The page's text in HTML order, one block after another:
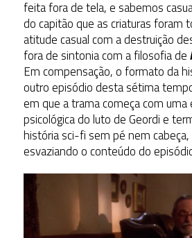
feita fora de tela, e sabemos
do capitão que as criaturas foram
atitude casual com a destruição
fora de sintonia com a filosofia de
Em compensação, o formato da
outro episódio desta sétima
em que a trama começa com uma
psicológica do luto de Geordi e
história sci-fi sem pé nem
esvaziando o conteúdo do